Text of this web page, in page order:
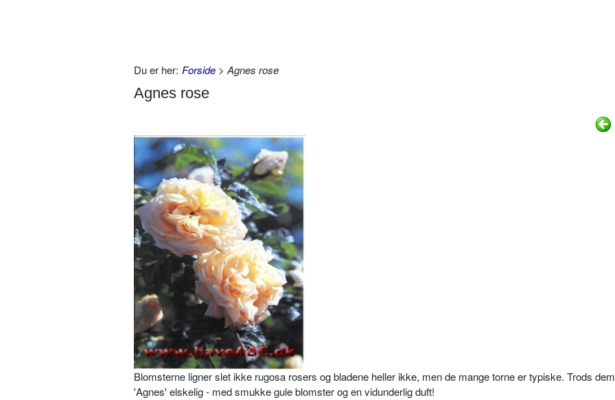
Du er her: Forside > Agnes rose
Agnes rose
Blomsterne ligner slet ikke rugosa ro­sers og bladene heller ikke, men de mange torne er typiske. Trods
'Agnes' elskelig - med smukke gule blomster og en vidunderlig duft!